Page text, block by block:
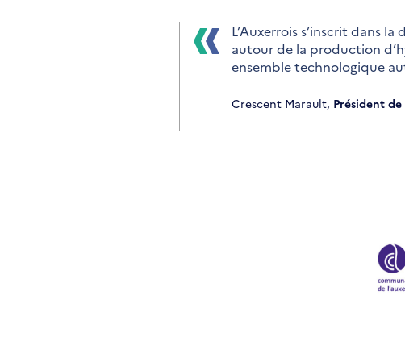
L’Auxerrois s’inscrit dans
autour de la production
ensemble technologique
Crescent Marault, Président